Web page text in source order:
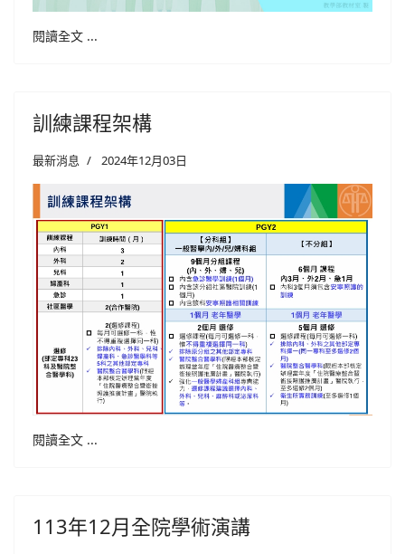
閱讀全文 ...
訓練課程架構
最新消息 2024年12月03日
閱讀全文 ...
113年12月全院學術演講